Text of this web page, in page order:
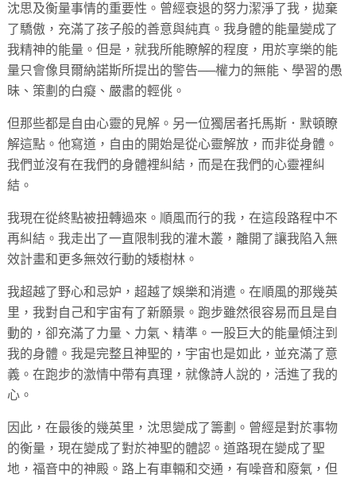
沈思及衡量事情的重要性。曾經衰退的努力潔淨了我，拋棄
了驕傲，充滿了孩子般的善意與純真。我身體的能量變成了
我精神的能量。但是，就我所能瞭解的程度，用於享樂的能
量只會像貝爾納諾斯所提出的警告──權力的無能、學習的愚
昧、策劃的白癡、嚴肅的輕佻。
但那些都是自由心靈的見解。另一位獨居者托馬斯．默頓瞭
解這點。他寫道，自由的開始是從心靈解放，而非從身體。
我們並沒有在我們的身體裡糾結，而是在我們的心靈裡糾
結。
我現在從終點被扭轉過來。順風而行的我，在這段路程中不
再糾結。我走出了一直限制我的灌木叢，離開了讓我陷入無
效計畫和更多無效行動的矮樹林。
我超越了野心和忌妒，超越了娛樂和消遣。在順風的那幾英
里，我對自己和宇宙有了新願景。跑步雖然很容易而且是自
動的，卻充滿了力量、力氣、精準。一股巨大的能量傾注到
我的身體。我是完整且神聖的，宇宙也是如此，並充滿了意
義。在跑步的激情中帶有真理，就像詩人說的，活進了我的
心。
因此，在最後的幾英里，沈思變成了籌劃。曾經是對於事物
的衡量，現在變成了對於神聖的體認。道路現在變成了聖
地，福音中的神殿。路上有車輛和交通，有噪音和廢氣，但